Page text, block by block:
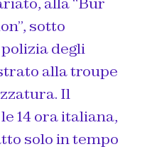
sotto
degli
alla troupe
Il
14 ora italiana,
solo in tempo